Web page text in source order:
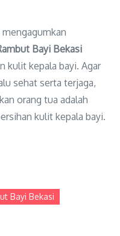
Bayi Bekasi
kulit kepala bayi. Agar
sehat serta terjaga,
orang tua adalah
kulit kepala bayi.
Bayi Bekasi